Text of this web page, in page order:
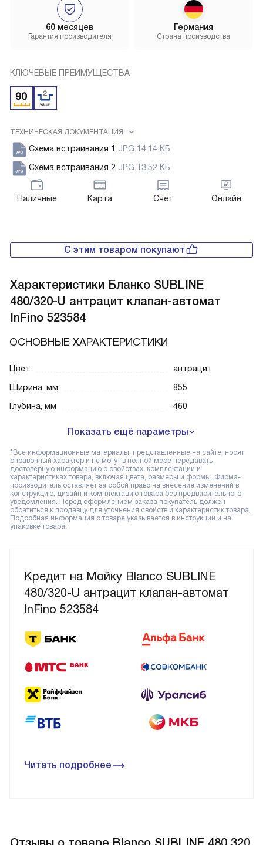
60 месяцев
Гарантия производителя
Германия
Страна производства
КЛЮЧЕВЫЕ ПРЕИМУЩЕСТВА
ТЕХНИЧЕСКАЯ ДОКУМЕНТАЦИЯ
Схема встраивания 1 JPG 14.14 КБ
Схема встраивания 2 JPG 13.52 КБ
Наличные Карта Счет Онлайн
Кредит на Мойку Blanco SUBLINE
480/320-U антрацит клапан-автомат
InFino 523584
Читать подробнее
С этим товаром покупают
Характеристики Бланко SUBLINE
480/320-U антрацит клапан-автомат
InFino 523584
ОСНОВНЫЕ ХАРАКТЕРИСТИКИ
Цвет
антрацит
Ширина, мм
855
Глубина, мм
460
Показать ещё параметры
*Все информационные материалы, представленные на сайте, носят
справочный характер и не могут в полной мере передавать
достоверную информацию о свойствах, комплектации и
характеристиках товара, включая цвета, размеры и формы. Фирма-
производитель оставляет за собой право на внесение изменений в
конструкцию, дизайн и комплектацию товара без предварительного
уведомления. Перед оформлением заказа покупатель должен
обратиться к продавцу для уточнения свойств и характеристик товара.
Подробная информация о товаре указывается в инструкции и на
упаковке товара.